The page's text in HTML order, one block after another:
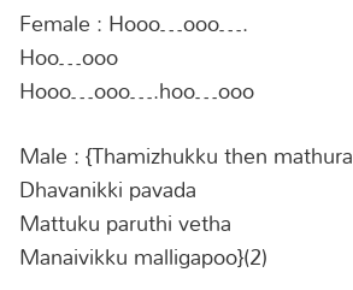
Female : Hooo…ooo….
Hoo…ooo
Hooo…ooo….hoo…ooo
Male : {Thamizhukku then mathura
Dhavanikki pavada
Mattuku paruthi vetha
Manaivikku malligapoo}(2)